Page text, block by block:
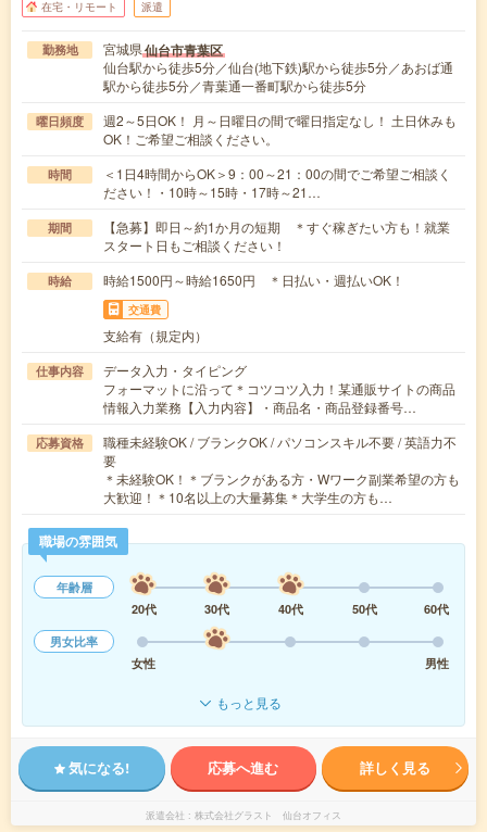
在宅・リモート 派遣
勤務地 宮城県仙台市青葉区
仙台駅から徒歩5分／仙台(地下鉄)駅から徒歩5分／あおば通
駅から徒歩5分／青葉通一番町駅から徒歩5分
曜日頻度
週2～5日OK！ 月～日曜日の間で曜日指定なし！ 土日休みも
OK！ご希望ご相談ください。
時間
＜1日4時間からOK＞9：00～21：00の間でご希望ご相談く
ださい！・10時～15時・17時～21…
期間
【急募】即日～約1か月の短期 ＊すぐ稼ぎたい方も！就業
スタート日もご相談ください！
時給 時給1500円～時給1650円 ＊日払い・週払いOK！
交通費
支給有（規定内）
仕事内容
データ入力・タイピング
フォーマットに沿って＊コツコツ入力！某通販サイトの商品
情報入力業務【入力内容】・商品名・商品登録番号…
応募資格
職種未経験OK / ブランクOK / パソコンスキル不要 / 英語力不
要
＊未経験OK！＊ブランクがある方・Wワーク副業希望の方も
大歓迎！＊10名以上の大量募集＊大学生の方も…
職場の雰囲気
年齢層
20代
30代 40代 50代
60代
男女比率
女性
男性
もっと見る
気になる! 応募へ進む 詳しく見る
派遣会社 株式会社グラスト 仙台オフィス